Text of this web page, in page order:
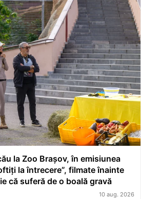
la Zoo Brașov, în emisiunea
la întrecere”, filmate înainte
că suferă de o boală gravă
10 aug. 2026